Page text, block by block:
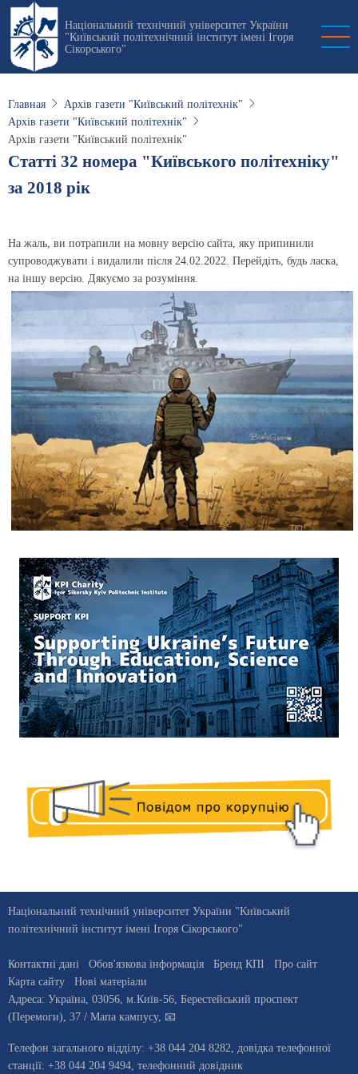
Перейти
основному
содержанию
Національний технічний університет України
"Київський політехнічний інститут імені Ігоря
Сікорського"
Главная
Архів газети "Київський політехнік"
Архів газети "Київський політехнік"
Архів газети "Київський політехнік"
Статті 32 номера "Київського політехніку"
за 2018 рік
На жаль, ви потрапили на мовну версію сайта, яку припинили
супроводжувати і видалили після 24.02.2022. Перейдіть, будь ласка,
на іншу версію. Дякуємо за розуміння.
Національний технічний університет України "Київський
політехнічний інститут імені Ігоря Сікорського"
Контактні дані Обов'язкова інформація Бренд КПІ
Про сайт
Карта сайту
Нові матеріали
Адреса: Україна 03056 , м. Київ-56, Берестейський проспект
(Перемоги), 37 / Мапа кампусу, 📧
Телефон загального відділу: +38 044 204 8282 , довiдка телефонної
станцiї: +38 044 204 9494 телефонний довідник